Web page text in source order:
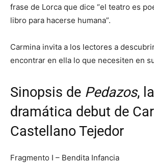
frase de Lorca que dice “el teatro es
libro para hacerse humana”.
Carmina invita a los lectores a
encontrar en ella lo que necesiten en
Sinopsis de Pedazos,
dramática debut de
Castellano Tejedor
Fragmento I – Bendita Infancia